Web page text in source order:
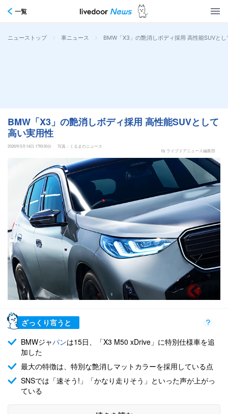
一覧
ニューストップ > 車ニュース > BMW「X3」の艶消しボディ採用 高性能SUVと
BMW「X3」の艶消しボディ採用 高性能SUVとして
高い実用性
2026年5月14日 17時30分
写真：くるまのニュース
by ライブドアニュース編集部
ざっくり言うと
BMWジャパンは15日、「X3 M50 xDrive」に特別仕様車を追
加した
最大の特徴は、特別な艶消しマットカラーを採用している点
SNSでは「速そう!」「かなり走りそう」といった声が上がっ
ている